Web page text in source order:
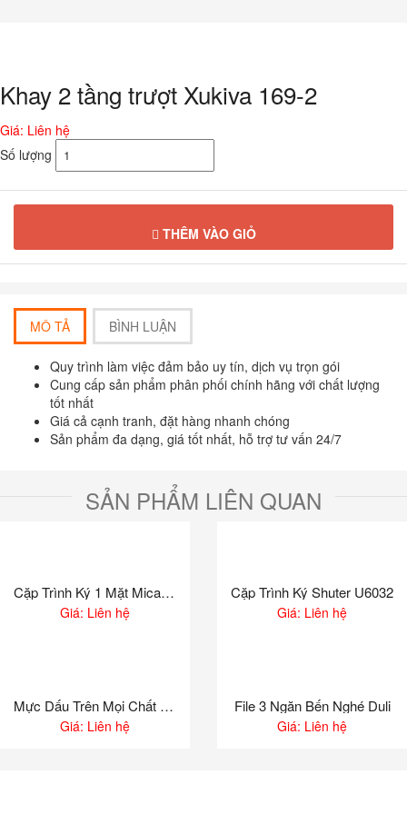
Khay 2 tầng trượt Xukiva 169-2
Giá: Liên hệ
Số lượng
THÊM VÀO GIỎ
MÔ TẢ BÌNH LUẬN
Quy trình làm việc đảm bảo uy tín, dịch vụ trọn gói
Cung cấp sản phẩm phân phối chính hãng với chất lượng
tốt nhất
Giá cả cạnh tranh, đặt hàng nhanh chóng
Sản phẩm đa dạng, giá tốt nhất, hỗ trợ tư vấn 24/7
SẢN PHẨM LIÊN QUAN
Cặp Trình Ký 1 Mặt Mica Shuter A4 S810
Giá: Liên hệ
Cặp Trình Ký Shuter U6032
Giá: Liên hệ
Mực Dấu Trên Mọi Chất Liệu Shiny
Giá: Liên hệ
File 3 Ngăn Bến Nghé Duli
Giá: Liên hệ